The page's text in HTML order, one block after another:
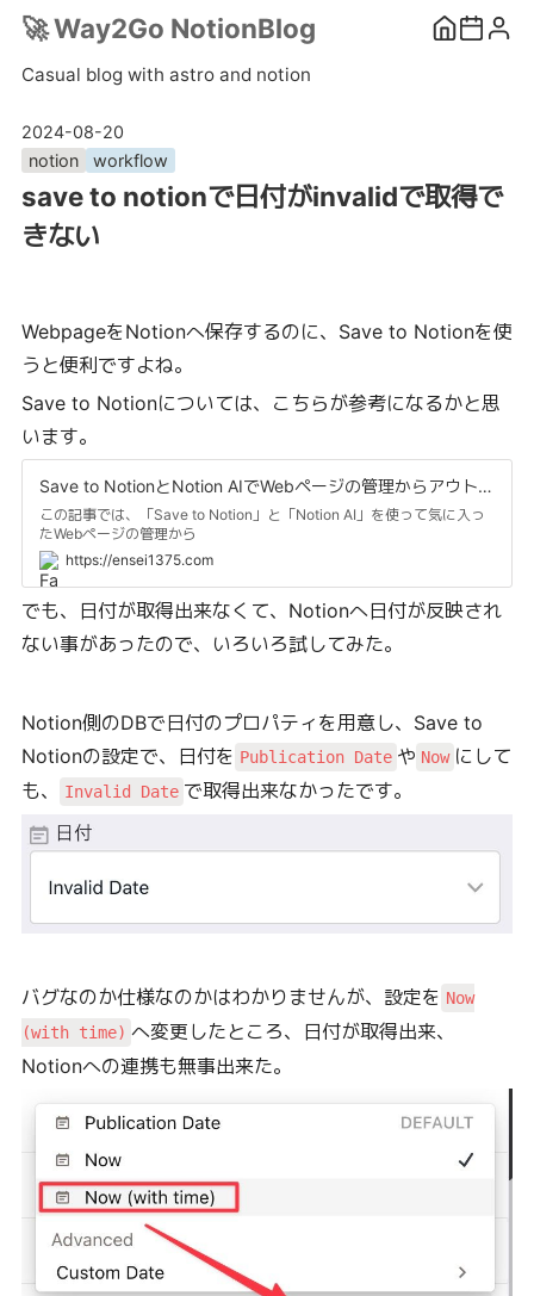
🚀Way2Go NotionBlog
Casual blog with astro and notion
2024-08-20
notion
workflow
save to notionで日付がinvalidで取得で
きない
WebpageをNotionへ保存するのに、Save to Notionを使
うと便利ですよね。
Save to Notionについては、こちらが参考になるかと思
います。
Save to NotionとNotion AIでWebページの管理からアウトプットまでを行う方法 - 株式会社ギャス
この記事では、「Save to Notion」と「Notion AI」を使って気に入っ
たWebページの管理から
https://ensei1375.com
でも、日付が取得出来なくて、Notionへ日付が反映され
ない事があったので、いろいろ試してみた。
Notion側のDBで日付のプロパティを用意し、Save to
Notionの設定で、日付を Publication Date や Now にして
も、
Invalid Date で取得出来なかったです。
バグなのか仕様なのかはわかりませんが、設定を Now
(with time) へ変更したところ、日付が取得出来、
Notionへの連携も無事出来た。